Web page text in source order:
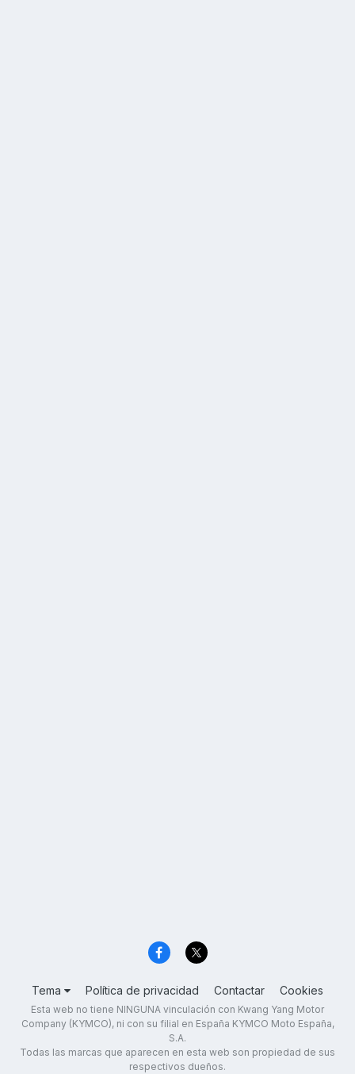
Tema Política de privacidad Contactar Cookies
Esta web no tiene NINGUNA vinculación con Kwang Yang Motor
Company (KYMCO), ni con su filial en España KYMCO Moto España,
S.A.
Todas las marcas que aparecen en esta web son propiedad de sus
respectivos dueños.